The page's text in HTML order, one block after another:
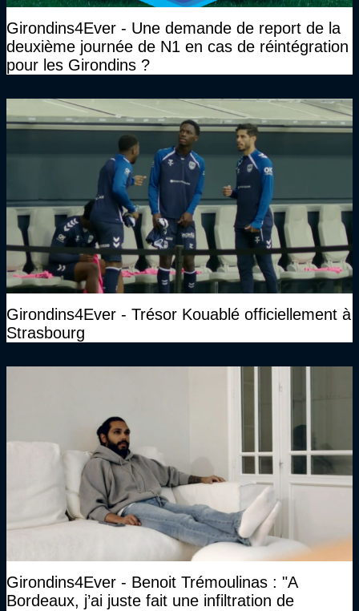
Girondins4Ever - Une demande de report de la
deuxième journée de N1 en cas de réintégration
pour les Girondins ?
Girondins4Ever - Trésor Kouablé officiellement à
Strasbourg
Girondins4Ever - Benoit Trémoulinas : "A
Bordeaux, j’ai juste fait une infiltration de